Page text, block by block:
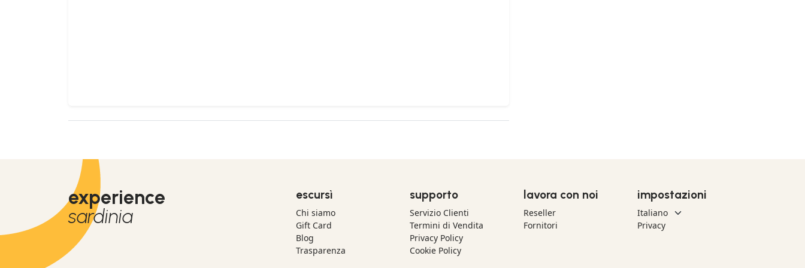
experience
sardinia
escursì
Chi siamo
Gift Card
Blog
Trasparenza
supporto
Servizio Clienti
Termini di Vendita
Privacy Policy
Cookie Policy
lavora con noi
Reseller
Fornitori
impostazioni
Privacy